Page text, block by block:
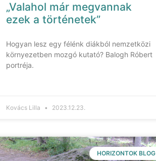
„Valahol már megvannak
ezek a történetek”
Hogyan lesz egy félénk diákból nemzetközi
környezetben mozgó kutató? Balogh Róbert
portréja.
Kovács Lilla 2023.12.23.
HORIZONTOK BLOG